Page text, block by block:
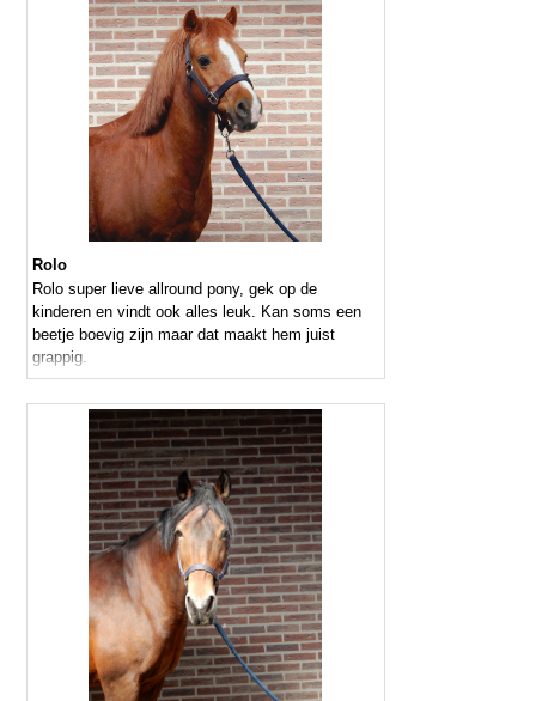
Rolo
Rolo super lieve allround pony, gek op de
kinderen en vindt ook alles leuk. Kan soms een
beetje boevig zijn maar dat maakt hem juist
grappig.